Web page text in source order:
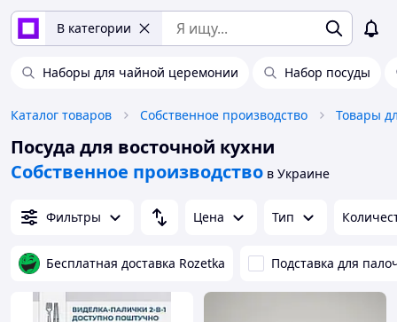
В категории
Наборы для чайной церемонии Набор посуды
Каталог товаров Собственное производство Товары
Посуда для восточной кухни
Собственное производство в Украине
Фильтры Цена Тип
Бесплатная доставка Rozetka Подставка для